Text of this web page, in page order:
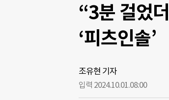
“3분 걸었
‘피츠인솔’
조유현 기자
입력 2024.10.01.08:00